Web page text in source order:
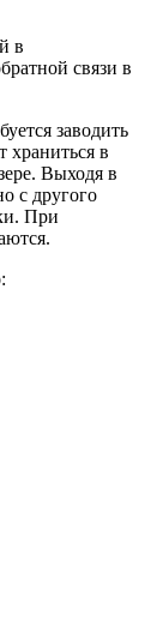
в
связи в
заводить
храниться в
Выходя в
с другого
При